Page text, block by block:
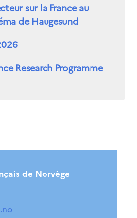
sur la France au
de Haugesund
Research Programme
de Norvège